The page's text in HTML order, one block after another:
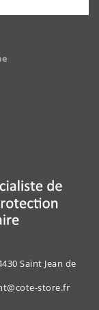
Saint Jean de
store.fr